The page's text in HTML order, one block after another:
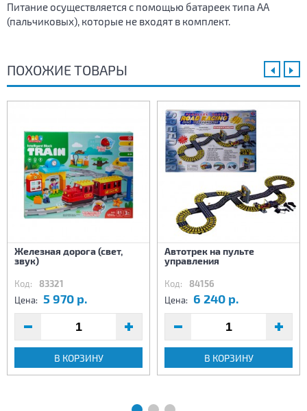
Питание осуществляется с помощью батареек типа АА
(пальчиковых), которые не входят в комплект.
ПОХОЖИЕ ТОВАРЫ
Железная дорога (свет,
звук)
Код: 83321
Цена: 5 970 р.
В КОРЗИНУ
Автотрек на пульте
управления
Код: 84156
Цена: 6 240 р.
В КОРЗИНУ